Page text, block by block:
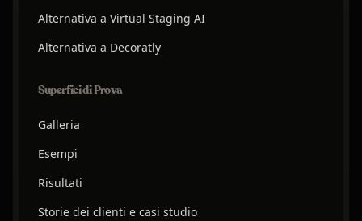
Alternativa a Virtual Staging AI
Alternativa a Decoratly
Superfici di Prova
Galleria
Esempi
Risultati
Storie dei clienti e casi studio